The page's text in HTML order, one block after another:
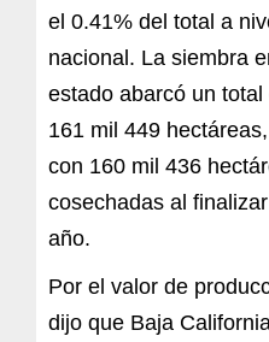
el 0.41% del total a
nacional. La siembra
estado abarcó un total
161 mil 449 hectáreas,
con 160 mil 436
cosechadas al finalizar
año.
Por el valor de
dijo que Baja